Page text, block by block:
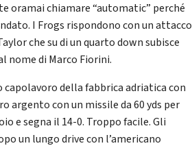
oramai chiamare “automatic” perché
I Frogs rispondono con un attacco
che su di un quarto down subisce
nome di Marco Fiorini.
capolavoro della fabbrica adriatica con
argento con un missile da 60 yds per
e segna il 14-0. Troppo facile. Gli
un lungo drive con l’americano